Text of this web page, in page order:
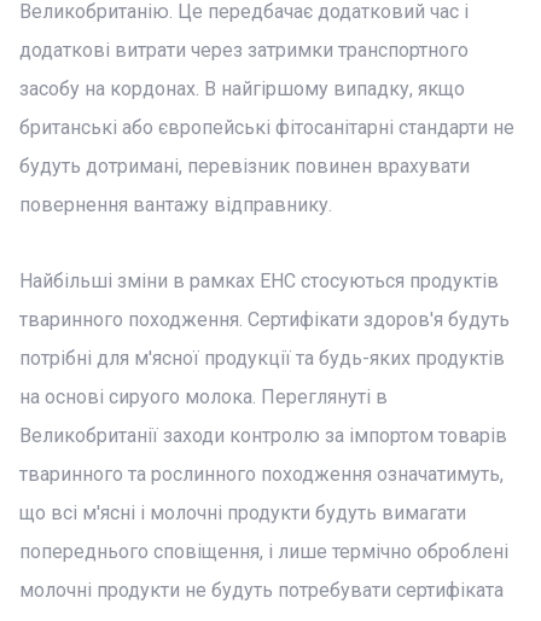
Великобританію. Це передбачає додатковий час і
додаткові витрати через затримки транспортного
засобу на кордонах. В найгіршому випадку, якщо
британські або європейські фітосанітарні стандарти не
будуть дотримані, перевізник повинен врахувати
повернення вантажу відправнику.
Найбільші зміни в рамках EHC стосуються продуктів
тваринного походження. Сертифікати здоров'я будуть
потрібні для м'ясної продукції та будь-яких продуктів
на основі сируого молока. Переглянуті в
Великобританії заходи контролю за імпортом товарів
тваринного та рослинного походження означатимуть,
що всі м'ясні і молочні продукти будуть вимагати
попереднього сповіщення, і лише термічно оброблені
молочні продукти не будуть потребувати сертифіката